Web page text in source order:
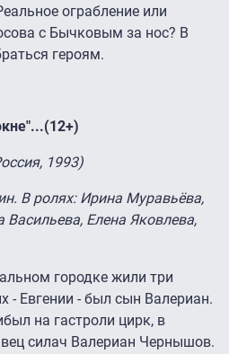
ограбление или
с Бычковым за нос? В
героям.
1993)
В ролях: Ирина Муравьёва,
Васильева, Елена Яковлева,
городке жили три
- Евгении - был сын Валериан.
на гастроли цирк, в
силач Валериан Чернышов.